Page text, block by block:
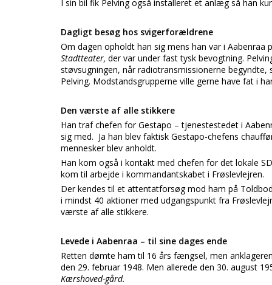
I sin bil fik Pelving også installeret et anlæg så han
Dagligt besøg hos svigerforældrene
Om dagen opholdt han sig mens han var i
Stadtteater, der var under fast tysk bevogtning.
støvsugningen, når radiotransmissionerne
Pelving. Modstandsgrupperne ville gerne have fat i
Den værste af alle stikkere
Han traf chefen for Gestapo – tjenestestedet i
sig med. Ja han blev faktisk Gestapo-chefens
mennesker blev anholdt.
Han kom også i kontakt med chefen for det lokale
kom til arbejde i kommandantskabet i Frøslevlejren.
Der kendes til et attentatforsøg mod ham på
i mindst 40 aktioner med udgangspunkt fra
værste af alle stikkere.
Levede i Aabenraa – til sine dages ende
Retten dømte ham til 16 års fængsel, men
den 29. februar 1948. Men allerede den 30. august
Kærshoved-gård.